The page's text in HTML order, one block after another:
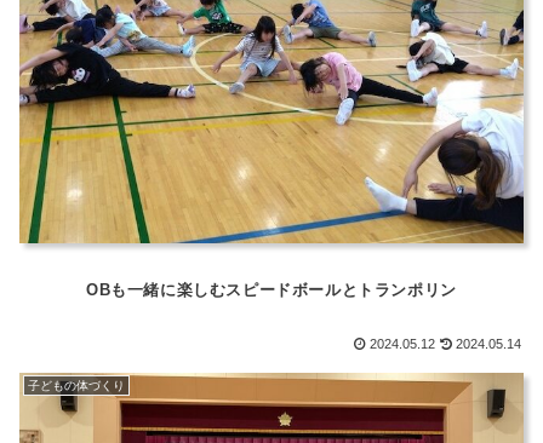
OBも一緒に楽しむスピードボールとトランポリン
2024.05.12 2024.05.14
子どもの体づくり